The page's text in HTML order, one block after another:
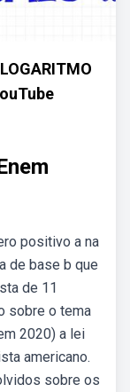
positivo a na
de base b que
de 11
sobre o tema
2020) a lei
americano.
sobre os